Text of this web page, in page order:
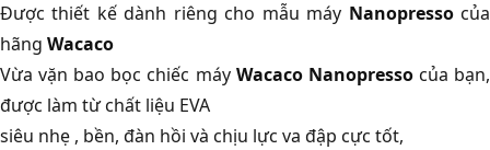
Được thiết kế dành riêng cho mẫu máy Nanopressocủa
hãng Wacaco
Vừa vặn bao bọc chiếc máy Wacaco Nanopressocủa bạn,
được làm từ chất liệu EVA
siêu nhẹ , bền, đàn hồi và chịu lực va đập cực tốt,